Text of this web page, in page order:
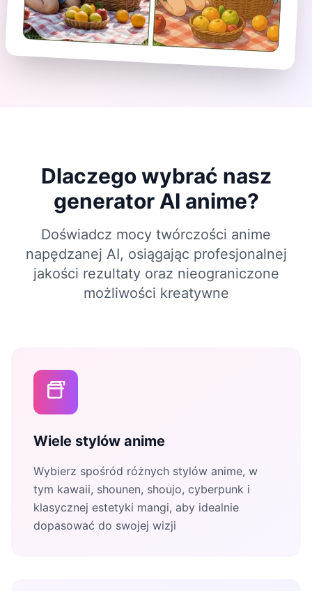
Dlaczego wybrać nasz
generator AI anime?
Doświadcz mocy twórczości anime
napędzanej AI, osiągając profesjonalnej
jakości rezultaty oraz nieograniczone
możliwości kreatywne
Wiele stylów anime
Wybierz spośród różnych stylów anime, w
tym kawaii, shounen, shoujo, cyberpunk i
klasycznej estetyki mangi, aby idealnie
dopasować do swojej wizji